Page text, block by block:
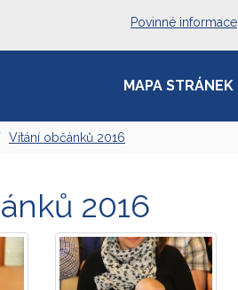
Povinné informace
MAPA STRÁNEK
Vítání občánků 2016
2016